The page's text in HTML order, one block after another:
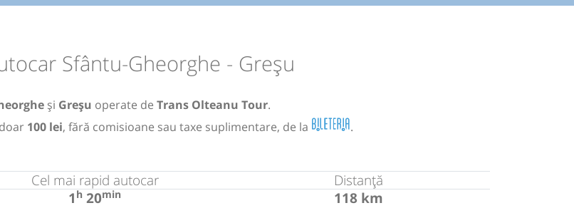
Sfântu-Gheorghe - Greșu
și Greșu operate de Trans Olteanu Tour.
100 lei, fără comisioane sau taxe suplimentare, de la .
Cel mai rapid autocar
1h 20min
Distanță
118 km